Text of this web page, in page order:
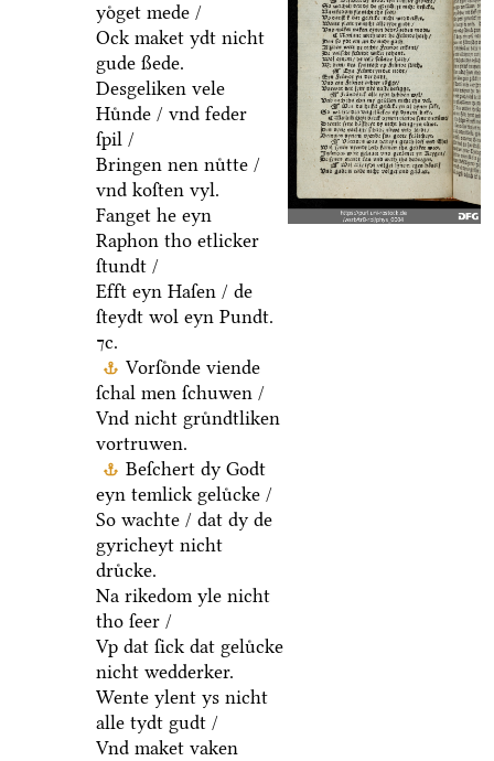
yoͤget mede /
Ock maket ydt nicht
gude ßede.
Desgeliken vele
Huͤnde / vnd feder
ſpil /
Bringen nen nuͤtte /
vnd koſten vyl.
Fanget he eyn
Raphon tho etlicker
ſtundt /
Efft eyn Haſen / de
ſteydt wol eyn Pundt.
⁊c.
Vorſoͤnde viende
ſchal men ſchuwen /
Vnd nicht gruͤndtliken
vortruwen.
Beſchert dy Godt
eyn temlick geluͤcke /
So wachte / dat dy de
gyricheyt nicht
druͤcke.
Na rikedom yle nicht
tho ſeer /
Vp dat ſick dat geluͤcke
nicht wedderker.
Wente ylent ys nicht
alle tydt gudt /
Vnd maket vaken